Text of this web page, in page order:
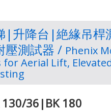
|升降台|絶緣吊桿
壓測試器 / Phenix
for Aerial Lift,
130/36|BK 180